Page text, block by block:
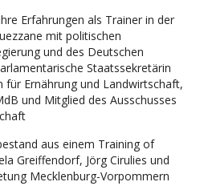
Erfahrungen als Trainer in der
mit politischen
und des Deutschen
Staatssekretärin
für Ernährung und Landwirtschaft,
und Mitglied des Ausschusses
aus einem Training of
Greiffendorf, Jörg Cirulies und
Mecklenburg-Vorpommern